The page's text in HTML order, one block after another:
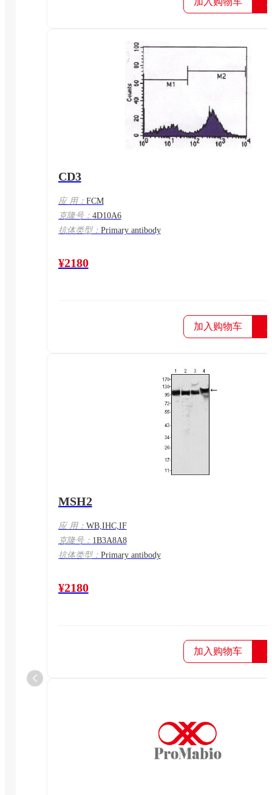
CD3
应 用： FCM
克隆号： 4D10A6
抗体类型： Primary antibody
¥2180
加入购物车
MSH2
应 用： WB,IHC,IF
克隆号： 1B3A8A8
抗体类型： Primary antibody
¥2180
加入购物车